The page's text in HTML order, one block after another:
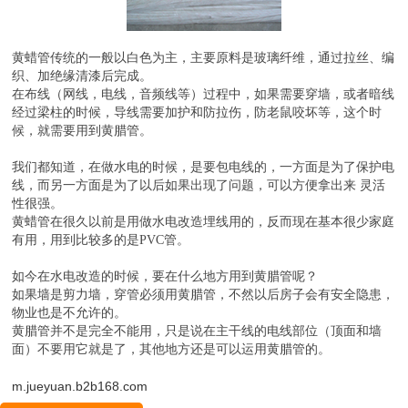
黄蜡管传统的一般以白色为主，主要原料是玻璃纤维，通过拉丝、编
织、加绝缘清漆后完成。
在布线（网线，电线，音频线等）过程中，如果需要穿墙，或者暗线
经过梁柱的时候，导线需要加护和防拉伤，防老鼠咬坏等，这个时
候，就需要用到黄腊管。
我们都知道，在做水电的时候，是要包电线的，一方面是为了保护电
线，而另一方面是为了以后如果出现了问题，可以方便拿出来 灵活
性很强。
黄蜡管在很久以前是用做水电改造埋线用的，反而现在基本很少家庭
有用，用到比较多的是PVC管。
如今在水电改造的时候，要在什么地方用到黄腊管呢？
如果墙是剪力墙，穿管必须用黄腊管，不然以后房子会有安全隐患，
物业也是不允许的。
黄腊管并不是完全不能用，只是说在主干线的电线部位（顶面和墙
面）不要用它就是了，其他地方还是可以运用黄腊管的。
m.jueyuan.b2b168.com